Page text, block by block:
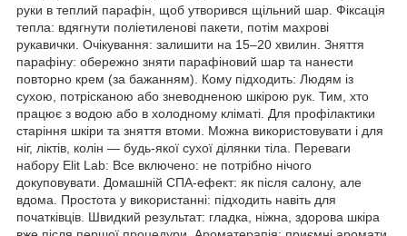
руки в теплий парафін, щоб утворився щільний шар. Фіксація
тепла: вдягнути поліетиленові пакети, потім махрові
рукавички. Очікування: залишити на 15–20 хвилин. Зняття
парафіну: обережно зняти парафіновий шар та нанести
повторно крем (за бажанням). Кому підходить: Людям із
сухою, потрісканою або зневодненою шкірою рук. Тим, хто
працює з водою або в холодному кліматі. Для профілактики
старіння шкіри та зняття втоми. Можна використовувати і для
ніг, ліктів, колін — будь-якої сухої ділянки тіла. Переваги
набору Elit Lab: Все включено: не потрібно нічого
докуповувати. Домашній СПА-ефект: як після салону, але
вдома. Простота у використанні: підходить навіть для
початківців. Швидкий результат: гладка, ніжна, здорова шкіра